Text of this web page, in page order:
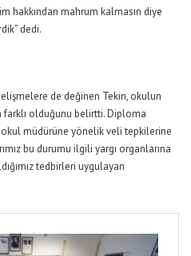
hakkından mahrum kalmasın diye
dedi.
de değinen Tekin, okulun
olduğunu belirtti. Diploma
müdürüne yönelik veli tepkilerine
bu durumu ilgili yargı organlarına
tedbirleri uygulayan